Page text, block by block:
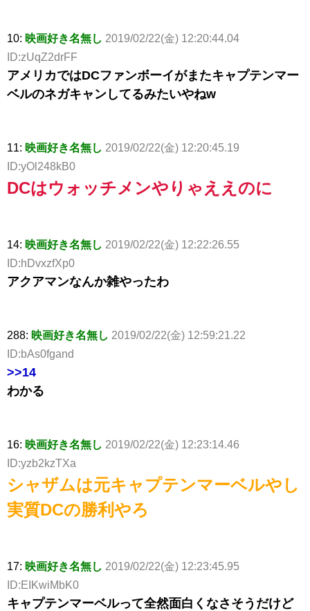
10: 映画好き名無し 2019/02/22(金) 12:20:44.04
ID:zUqZ2drFF
アメリカではDCファンボーイがまたキャプテンマー
ベルのネガキャンしてるみたいやねw
11: 映画好き名無し 2019/02/22(金) 12:20:45.19
ID:yOl248kB0
DCはウォッチメンやりゃええのに
14: 映画好き名無し 2019/02/22(金) 12:22:26.55
ID:hDvxzfXp0
アクアマンなんか雑やったわ
288: 映画好き名無し 2019/02/22(金) 12:59:21.22
ID:bAs0fgand
>>14
わかる
16: 映画好き名無し 2019/02/22(金) 12:23:14.46
ID:yzb2kzTXa
シャザムは元キャプテンマーベルやし
実質DCの勝利やろ
17: 映画好き名無し 2019/02/22(金) 12:23:45.95
ID:EIKwiMbK0
キャプテンマーベルって全然面白くなさそうだけど